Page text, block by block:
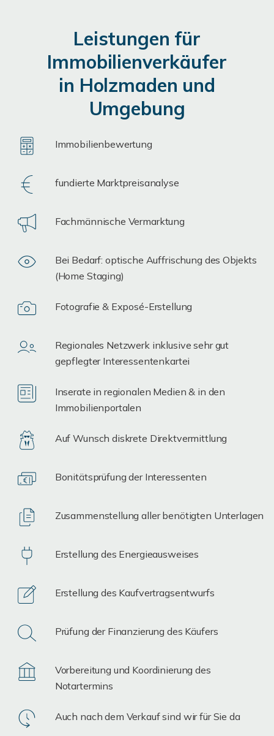
Leistungen für
Immobilienverkäufer
in Holzmaden und
Umgebung
Immobilienbewertung
fundierte Marktpreisanalyse
Fachmännische Vermarktung
Bei Bedarf: optische Auffrischung des Objekts
(Home Staging)
Fotografie & Exposé-Erstellung
Regionales Netzwerk inklusive sehr gut
gepflegter Interessentenkartei
Inserate in regionalen Medien & in den
Immobilienportalen
Auf Wunsch diskrete Direktvermittlung
Bonitätsprüfung der Interessenten
Zusammenstellung aller benötigten Unterlagen
Erstellung des Energieausweises
Erstellung des Kaufvertragsentwurfs
Prüfung der Finanzierung des Käufers
Vorbereitung und Koordinierung des
Notartermins
Auch nach dem Verkauf sind wir für Sie da